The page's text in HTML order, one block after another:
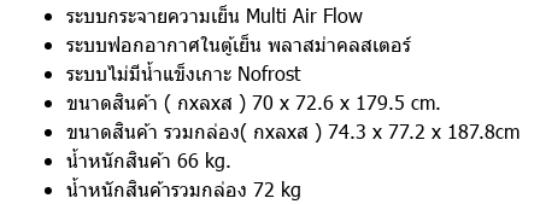
ระบบกระจายความเย็น Multi Air Flow
ระบบฟอกอากาศในตู้เย็น พลาสม่าคลสเตอร์
ระบบไม่มีน้ำแข็งเกาะ Nofrost
ขนาดสินค้า ( กxลxส ) 70 x 72.6 x 179.5 cm.
ขนาดสินค้า รวมกล่อง( กxลxส ) 74.3 x 77.2 x 187.8cm
น้ำหนักสินค้า 66 kg.
น้ำหนักสินค้ารวมกล่อง 72 kg